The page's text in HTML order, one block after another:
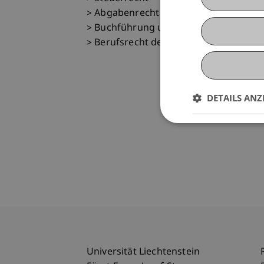
> Abgabenrecht
> Buchführung und
> Berufsrecht der Wirtschaftsprüfer
Universität Liechtenstein
DETAILS